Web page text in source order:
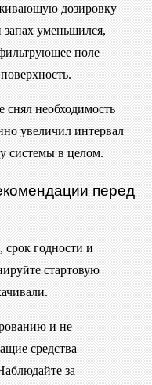
дозировку
запах уменьшился,
поле
снял необходимость
увеличил интервал
системы в целом.
перед
срок годности и
стартовую
и не
средства
за